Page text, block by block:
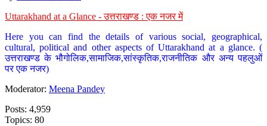
Uttarakhand at a Glance - उत्तराखण्ड : एक नजर में
Here you can find the details of various social, geographical,
cultural, political and other aspects of Uttarakhand at a glance. (
उत्तराखण्ड के भौगोलिक,सामाजिक,सांस्कृतिक,राजनीतिक और अन्य पहलुओं
पर एक नजर)
Moderator: Meena Pandey
Posts: 4,959
Topics: 80